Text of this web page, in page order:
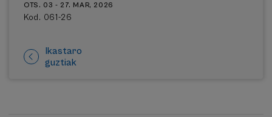
OTS. 03 - 27. MAR, 2026
Kod. 061-26
Ikastaro
guztiak